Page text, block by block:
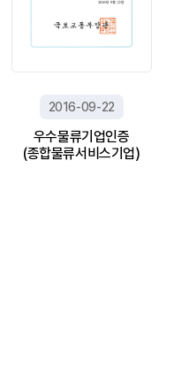
2016-09-22
우수물류기업인증
(종합물류서비스기업)